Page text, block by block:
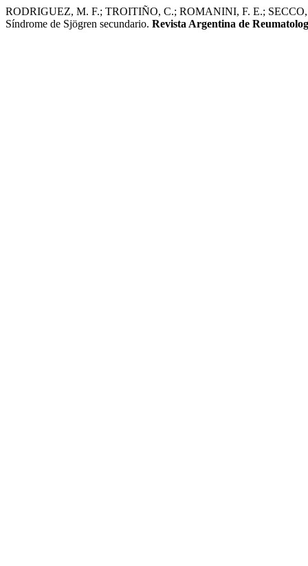
RODRIGUEZ, M. F.; TROITIÑO, C.; ROMANINI, F. E.; SECCO,
Síndrome de Sjögren secundario. Revista Argentina de